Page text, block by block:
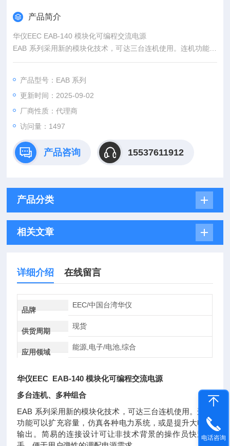
产品简介
华仪EEC EAB-140 模块化可编程交流电源
EAB 系列采用新的模块化技术，可达三台连机使用。连机功能可
以扩充容量，仿真各种电力系统，或是提升大电压输出。简易的
配电源需求。
产品型号：EAB 系列
更新时间：2025-09-02
厂商性质：代理商
访问量：1497
产品咨询 15537611912
产品分类
相关文章
详细介绍 在线留言
品牌
EEC/中国台湾华仪
供货周期
现货
应用领域
能源,电子/电池,综合
华仪EEC EAB-140 模块化可编程交流电源
多台连机、多种组合
EAB 系列采用新的模块化技术，可达三台连机使用。连机
功能可以扩充容量，仿真各种电力系统，或是提升大电压
输出。简易的连接设计可让非技术背景的操作员快速上电话咨询